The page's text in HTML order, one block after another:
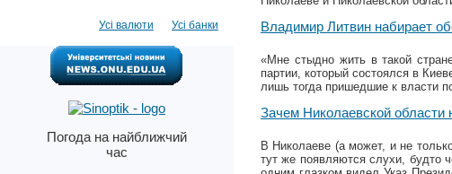
Усі банки
Усі валюти
Погода на найближчий
час
Владимир Литвин набирает
«Мне стыдно жить в такой
партии, который состоялся в
лишь тогда пришедшие к власти
Зачем Николаевской области
В Николаеве (а может, и не
тут же появляются слухи, будто